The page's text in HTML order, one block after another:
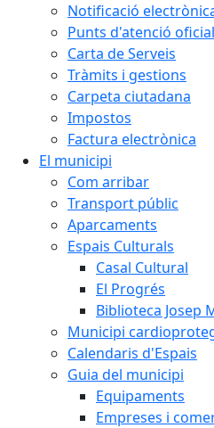
Notificació
Punts d'atenció
Carta de Serveis
Tràmits i gestions
Carpeta ciutadana
Impostos
Factura electrònica
El municipi
Com arribar
Transport públic
Aparcaments
Espais Culturals
Casal Cultural
El Progrés
Biblioteca Josep
Municipi
Calendaris d'Espais
Guia del municipi
Equipaments
Empreses i